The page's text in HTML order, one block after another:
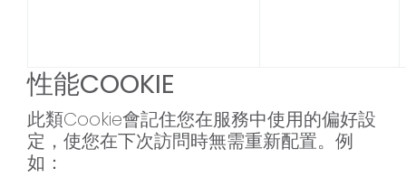
性能COOKIE
此類Cookie會記住您在服務中使用的偏好設
定，使您在下次訪問時無需重新配置。例
如：